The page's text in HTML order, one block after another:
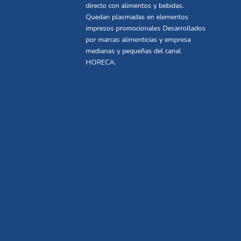
directo con alimentos y bebidas.
Quedan plasmadas en elementos
impresos promocionales Desarrollados
por marcas alimenticias y empresa
medianas y pequeñas del canal
HORECA.